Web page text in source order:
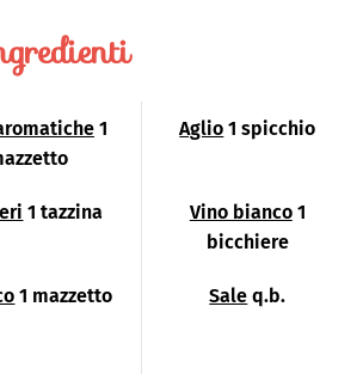
1
Aglio 1 spicchio
1 tazzina Vino bianco 1
bicchiere
1 mazzetto Sale q.b.